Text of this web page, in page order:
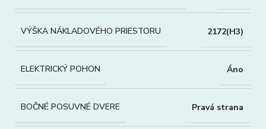
VÝŠKA NÁKLADOVÉHO PRIESTORU 2172(H3)
ELEKTRICKÝ POHON Áno
BOČNÉ POSUVNÉ DVERE Pravá strana